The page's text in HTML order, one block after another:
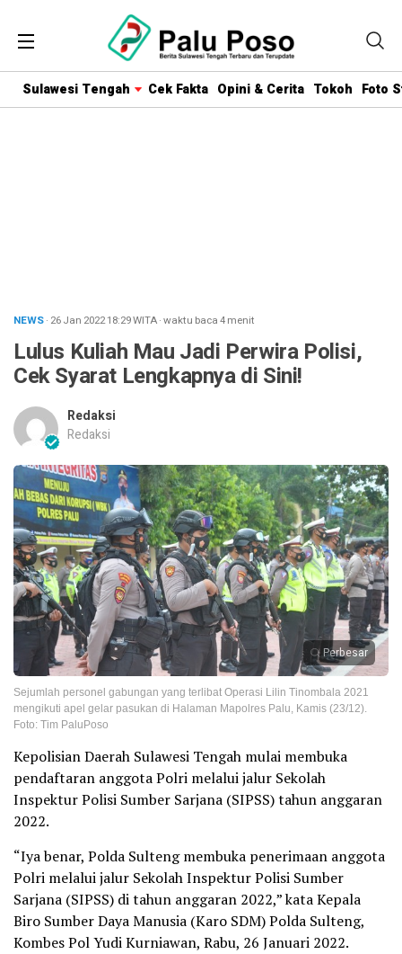
Sulawesi Tengah Cek Fakta Opini & Cerita Tokoh Foto
NEWS· 26 Jan 202218:29WITA·waktu baca 4 menit
Lulus Kuliah Mau Jadi Perwira Polisi,
Cek Syarat Lengkapnya di Sini!
Redaksi
Redaksi
Perbesar
Sejumlah personel gabungan yang terlibat Operasi Lilin Tinombala 2021
mengikuti apel gelar pasukan di Halaman Mapolres Palu, Kamis (23/12).
Foto: Tim PaluPoso
Kepolisian Daerah Sulawesi Tengah mulai membuka
pendaftaran anggota Polri melalui jalur Sekolah
Inspektur Polisi Sumber Sarjana (SIPSS) tahun anggaran
2022.
“Iya benar, Polda Sulteng membuka penerimaan anggota
Polri melalui jalur Sekolah Inspektur Polisi Sumber
Sarjana (SIPSS) di tahun anggaran 2022,” kata Kepala
Biro Sumber Daya Manusia (Karo SDM) Polda Sulteng,
Kombes Pol Yudi Kurniawan, Rabu, 26 Januari 2022.